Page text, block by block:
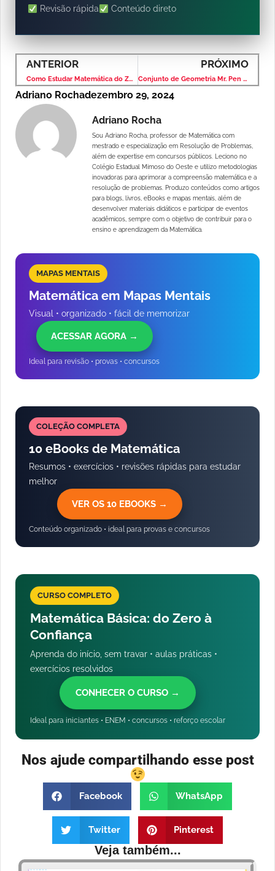
Revisão rápida
Conteúdo direto
ANTERIOR
Como Estudar Matemática do Zero: Um Guia Completo
PRÓXIMO
Conjunto de Geometria Mr. Pen – 13 Peças: A Combinação Perfeita de Precisão e Durabilidade
Adriano Rochadezembro 29, 2024
Adriano Rocha
Sou Adriano Rocha, professor de Matemática com
mestrado e especialização em Resolução de Problemas,
além de expertise em concursos públicos. Leciono no
Colégio Estadual Mimoso do Oeste e utilizo metodologias
inovadoras para aprimorar a compreensão matemática e a
resolução de problemas. Produzo conteúdos como artigos
para blogs, livros, eBooks e mapas mentais, além de
desenvolver materiais didáticos e participar de eventos
acadêmicos, sempre com o objetivo de contribuir para o
ensino e aprendizagem da Matemática.
MAPAS MENTAIS
Matemática em Mapas Mentais
Visual • organizado • fácil de memorizar
ACESSAR AGORA →
Ideal para revisão • provas • concursos
COLEÇÃO COMPLETA
10 eBooks de Matemática
Resumos • exercícios • revisões rápidas para estudar
melhor
VER OS 10 EBOOKS →
Conteúdo organizado • ideal para provas e concursos
CURSO COMPLETO
Matemática Básica: do Zero à
Confiança
Aprenda do início, sem travar • aulas práticas •
exercícios resolvidos
CONHECER O CURSO →
Ideal para iniciantes • ENEM • concursos • reforço escolar
Nos ajude compartilhando esse post
Facebook WhatsApp
Twitter Pinterest
Veja também...